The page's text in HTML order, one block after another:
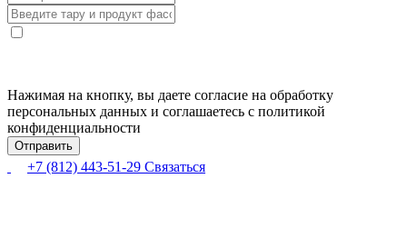
Нажимая на кнопку, вы даете согласие на обработку
персональных данных и соглашаетесь с политикой
конфиденциальности
+7 (812) 443-51-29 Связаться